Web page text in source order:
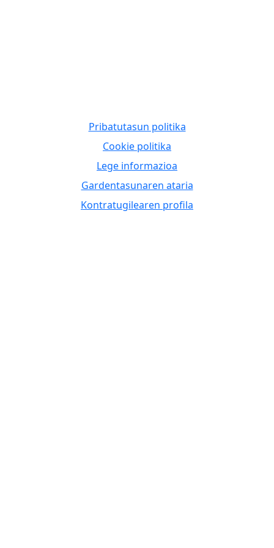
Pribatutasun politika
Cookie politika
Lege informazioa
Gardentasunaren ataria
Kontratugilearen profila